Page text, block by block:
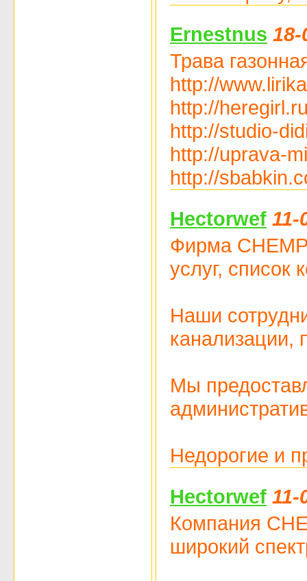
Ernestnus 18-
Трава
http://
http://
http://studio-
http://uprava-
http://
Hectorwef 11-
Фирма
услуг, список
Наши
канализации,
Мы
Недорогие и
Hectorwef 11-
Компания
широкий